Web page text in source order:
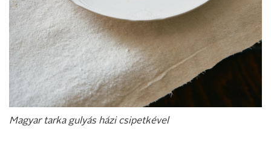
Magyar tarka gulyás házi csipetkével